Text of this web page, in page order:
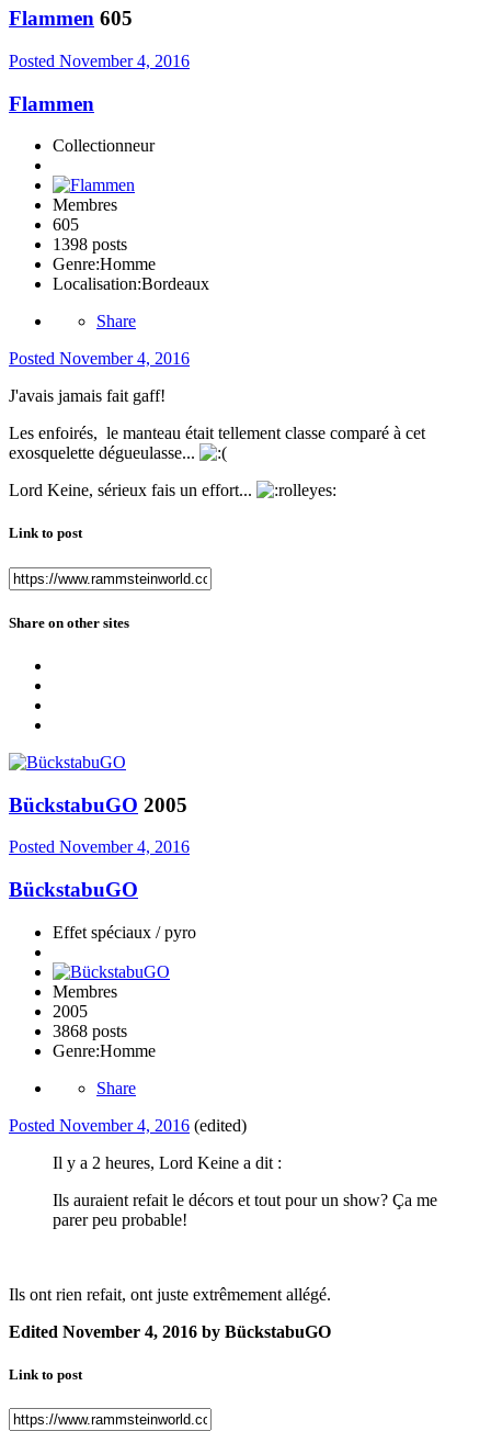
Flammen 605
Posted November 4, 2016
Flammen
Collectionneur
Membres
605
1398 posts
Genre:Homme
Localisation:Bordeaux
Share
Posted November 4, 2016
J'avais jamais fait gaff!
Les enfoirés, le manteau était tellement classe comparé à cet
exosquelette dégueulasse...
Lord Keine, sérieux fais un effort...
Link to post
Share on other sites
BückstabuGO 2005
Posted November 4, 2016
BückstabuGO
Effet spéciaux / pyro
Membres
2005
3868 posts
Genre:Homme
Share
Posted November 4, 2016 (edited)
Il y a 2 heures, Lord Keine a dit :
Ils auraient refait le décors et tout pour un show? Ça me
parer peu probable!
Ils ont rien refait, ont juste extrêmement allégé.
Edited November 4, 2016 by BückstabuGO
Link to post